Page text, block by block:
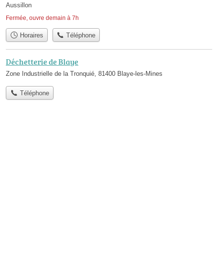
Aussillon
Fermée, ouvre demain à 7h
Horaires Téléphone
Déchetterie de Blaye
Zone Industrielle de la Tronquié, 81400 Blaye-les-Mines
Téléphone